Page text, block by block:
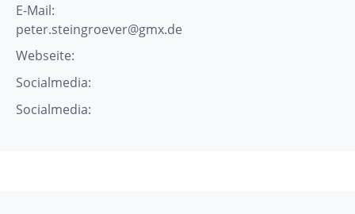
E-Mail:
peter.steingroever@gmx.de
Webseite:
Socialmedia:
Socialmedia: